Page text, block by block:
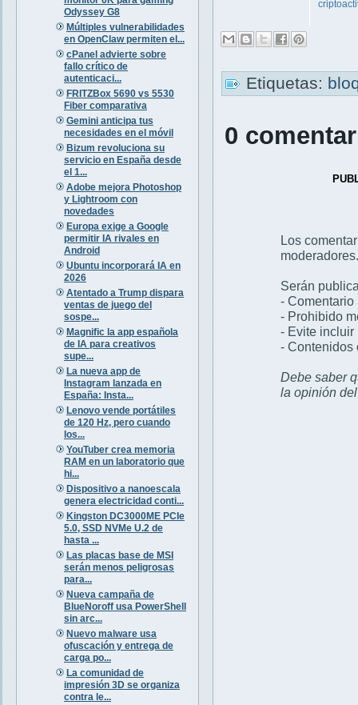
Odyssey G8
Múltiples vulnerabilidades
en OpenClaw permiten el...
cPanel advierte sobre
fallo crítico de
autenticaci...
FRITZBox 5690 vs 5530
Fiber comparativa
Gemini anticipa tus
necesidades en el móvil
Bizum revoluciona su
servicio en España desde
el 1...
Adobe mejora Photoshop
y Lightroom con
novedades
Europa exige a Google
permitir IA rivales en
Android
Ubuntu incorporará IA en
2026
Atentado a Trump dispara
ventas de juego del
sospe...
Magnific la app española
de IA para creativos
supe...
La nueva app de
Instagram lanzada en
España: Insta...
Lenovo vende portátiles
de 120 Hz, pero cuando
los...
YouTuber crea memoria
RAM en un laboratorio que
hi...
Dispositivo a nanoescala
genera electricidad conti...
Kingston DC3000ME PCIe
5.0, SSD NVMe U.2 de
hasta ...
Las placas base de MSI
serán menos peligrosas
para...
Nueva campaña de
BlueNoroff usa PowerShell
sin arc...
Nuevo malware usa
ofuscación y entrega de
carga po...
La comunidad de
impresión 3D se organiza
contra le...
Etiquetas:
0
Los
moderadores.
Serán
- Comentario
- Prohibido
- Evite incluir
- Contenidos
Debe saber
la opinión